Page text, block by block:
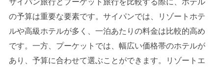
の予算は重要な要素です。サイパンでは、リゾートホテ
ルや高級ホテルが多く、一泊あたりの料金は比較的高め
です。一方、プーケットでは、幅広い価格帯のホテルが
あり、予算に合わせて選ぶことができます。リゾートエ